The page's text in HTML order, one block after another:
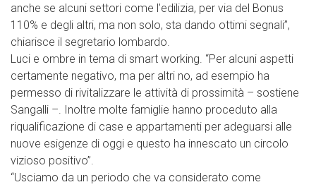
anche se alcuni settori come l’edilizia, per via del Bonus
110% e degli altri, ma non solo, sta dando ottimi segnali”,
chiarisce il segretario lombardo.
Luci e ombre in tema di smart working. “Per alcuni aspetti
certamente negativo, ma per altri no, ad esempio ha
permesso di rivitalizzare le attività di prossimità – sostiene
Sangalli –. Inoltre molte famiglie hanno proceduto alla
riqualificazione di case e appartamenti per adeguarsi alle
nuove esigenze di oggi e questo ha innescato un circolo
vizioso positivo”.
“Usciamo da un periodo che va considerato come